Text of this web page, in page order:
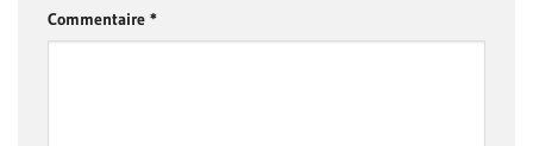
Commentaire *